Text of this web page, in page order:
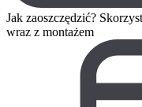
Jak zaoszczędzić?
wraz z montażem